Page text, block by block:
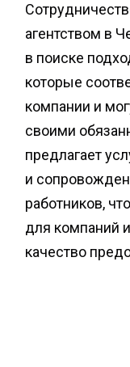
агентством в
в поиске
которые
компании и
своими
предлагает
и
работников,
для компаний
качество